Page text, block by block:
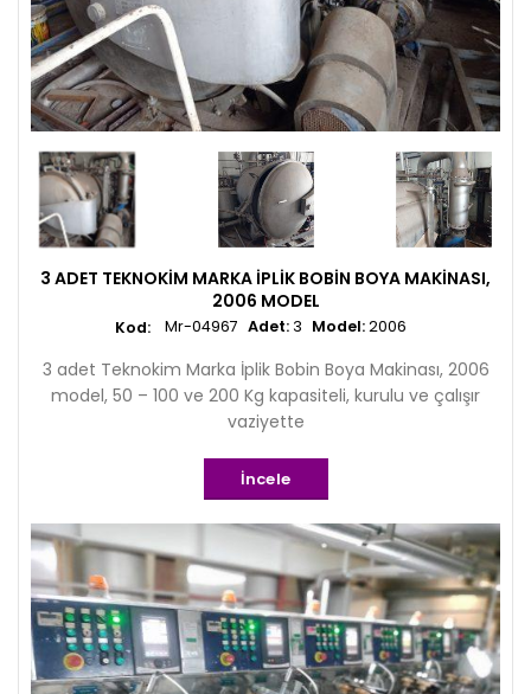
3 ADET TEKNOKIM MARKA İPLIK BOBIN BOYA MAKINASI,
2006 MODEL
Adet: 3 Model:2006
Mr-04967
3 adet Teknokim Marka İplik Bobin Boya Makinası, 2006
model, 50 – 100 ve 200 Kg kapasiteli, kurulu ve çalışır
vaziyette
İncele